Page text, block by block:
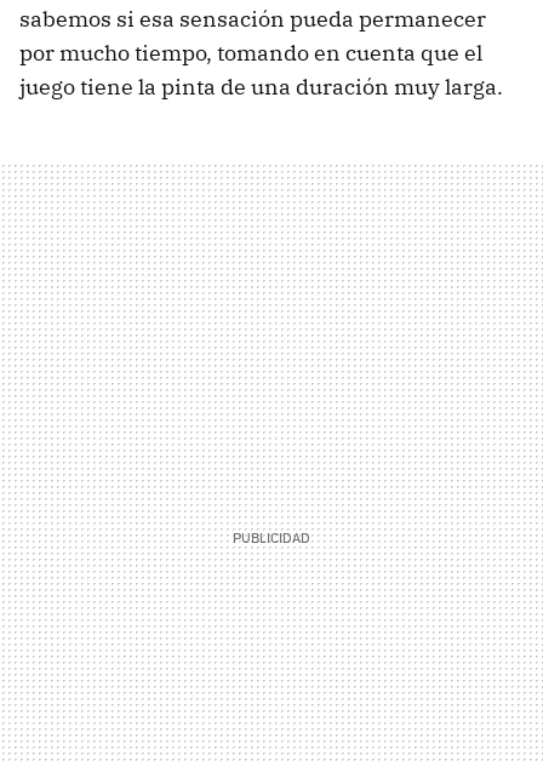
sabemos si esa sensación pueda permanecer
por mucho tiempo, tomando en cuenta que el
juego tiene la pinta de una duración muy larga.